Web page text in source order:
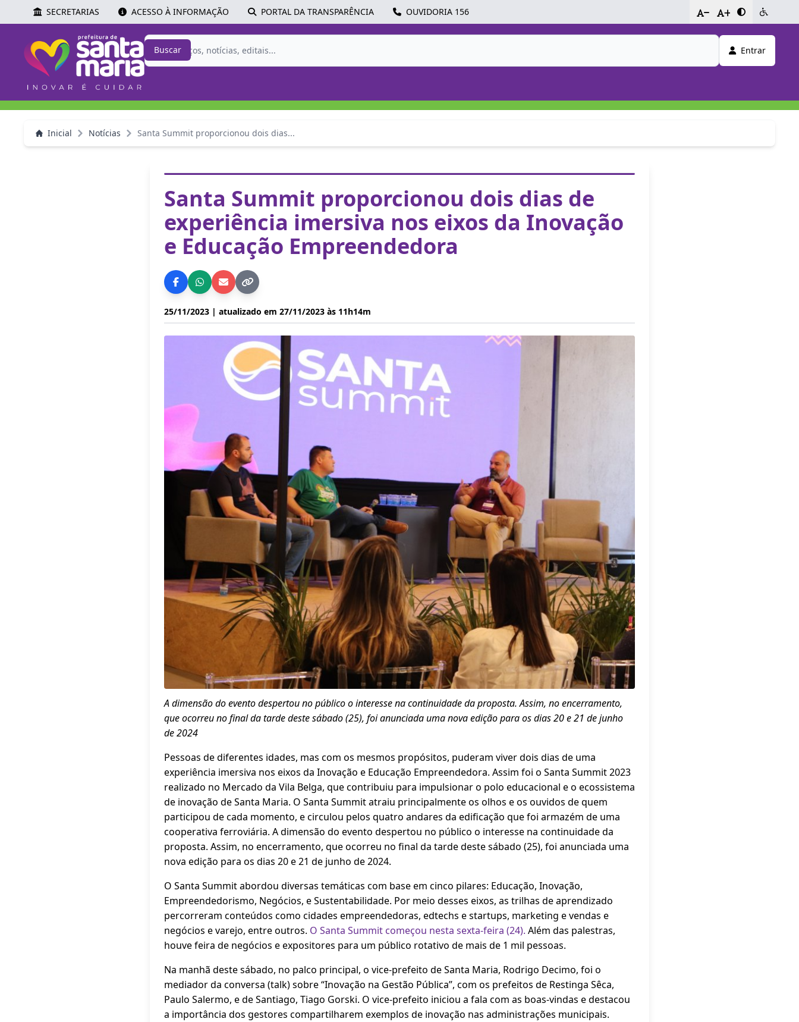
SECRETARIAS ACESSO À INFORMAÇÃO PORTAL DA TRANSPARÊNCIA OUVIDORIA 156 - +
Buscar Entrar
Inicial Notícias Santa Summit proporcionou dois dias...
Santa Summit proporcionou dois dias de
experiência imersiva nos eixos da Inovação
e Educação Empreendedora
25/11/2023 | atualizado em 27/11/2023 às 11h14m
A dimensão do evento despertou no público o interesse na continuidade da proposta. Assim, no encerramento,
que ocorreu no final da tarde deste sábado (25), foi anunciada uma nova edição para os dias 20 e 21 de junho
de 2024
Pessoas de diferentes idades, mas com os mesmos propósitos, puderam viver dois dias de uma
experiência imersiva nos eixos da Inovação e Educação Empreendedora. Assim foi o Santa Summit 2023
realizado no Mercado da Vila Belga, que contribuiu para impulsionar o polo educacional e o ecossistema
de inovação de Santa Maria. O Santa Summit atraiu principalmente os olhos e os ouvidos de quem
participou de cada momento, e circulou pelos quatro andares da edificação que foi armazém de uma
cooperativa ferroviária. A dimensão do evento despertou no público o interesse na continuidade da
proposta. Assim, no encerramento, que ocorreu no final da tarde deste sábado (25), foi anunciada uma
nova edição para os dias 20 e 21 de junho de 2024.
O Santa Summit abordou diversas temáticas com base em cinco pilares: Educação, Inovação,
Empreendedorismo, Negócios, e Sustentabilidade. Por meio desses eixos, as trilhas de aprendizado
percorreram conteúdos como cidades empreendedoras, edtechs e startups, marketing e vendas e
negócios e varejo, entre outros. O Santa Summit começou nesta sexta-feira (24). Além das palestras,
houve feira de negócios e expositores para um público rotativo de mais de 1 mil pessoas.
Na manhã deste sábado, no palco principal, o vice-prefeito de Santa Maria, Rodrigo Decimo, foi o
mediador da conversa (talk) sobre “Inovação na Gestão Pública”, com os prefeitos de Restinga Sêca,
Paulo Salermo, e de Santiago, Tiago Gorski. O vice-prefeito iniciou a fala com as boas-vindas e destacou
a importância dos gestores compartilharem exemplos de inovação nas administrações municipais.